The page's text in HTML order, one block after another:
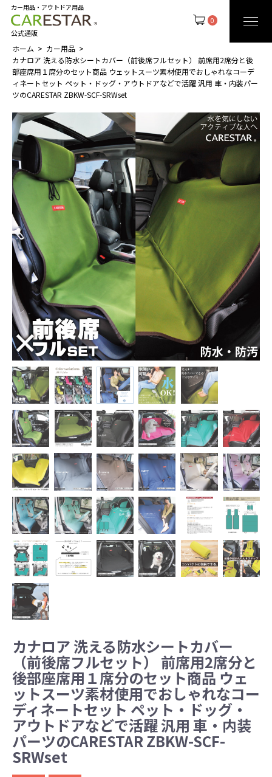
0
カー用品・アウトドア用品
公式通販
ホーム
カー用品
カナロア 洗える防水シートカバー（前後席フルセット） 前席用2席分と後
部座席用１席分のセット商品 ウェットスーツ素材使用でおしゃれなコーデ
ィネートセット ペット・ドッグ・アウトドアなどで活躍 汎用 車・内装パー
ツのCARESTAR ZBKW-SCF-SRWset
カナロア 洗える防水シートカバー
（前後席フルセット） 前席用2席分と
後部座席用１席分のセット商品 ウェ
ットスーツ素材使用でおしゃれなコー
ディネートセット ペット・ドッグ・
アウトドアなどで活躍 汎用 車・内装
パーツのCARESTAR ZBKW-SCF-
SRWset